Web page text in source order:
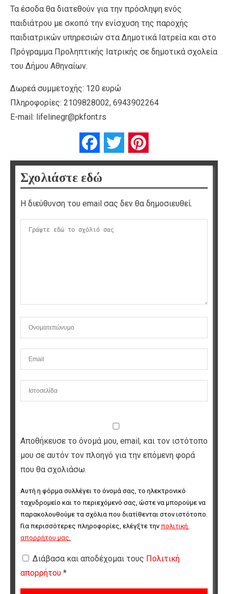
Τα έσοδα θα διατεθούν για την πρόσληψη ενός
παιδιάτρου με σκοπό την ενίσχυση της παροχής
παιδιατρικών υπηρεσιών στα Δημοτικά Ιατρεία και στο
Πρόγραμμα Προληπτικής Ιατρικής σε δημοτικά σχολεία
του Δήμου Αθηναίων.
Δωρεά συμμετοχής: 120 ευρώ
Πληροφορίες: 2109828002, 6943902264
E-mail: lifelinegr@pkfont.rs
FacebookTwitter
Σχολιάστε εδώ
Η διεύθυνση του email σας δεν θα δημοσιευθεί.
Αποθήκευσε το όνομά μου, email, και τον ιστότοπο
μου σε αυτόν τον πλοηγό για την επόμενη φορά
που θα σχολιάσω.
Αυτή η φόρμα συλλέγει το όνομά σας, το ηλεκτρονικό
ταχυδρομείο και το περιεχόμενό σας, ώστε να μπορούμε να
παρακολουθούμε τα σχόλια που διατίθενται στον ιστότοπο.
Για περισσότερες πληροφορίες, ελέγξτε την πολιτική
απορρήτου μας.
Διάβασα και αποδέχομαι τους Πολιτική
απορρήτου *